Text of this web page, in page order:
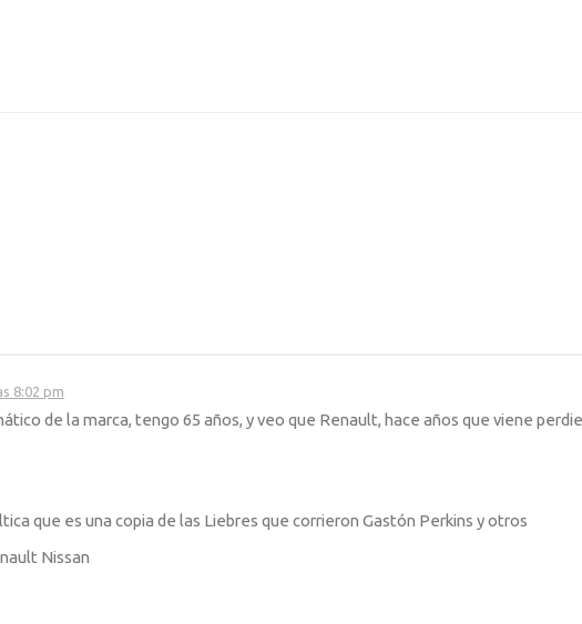
8:02 pm
de la marca, tengo 65 años, y veo que Renault, hace años que viene
que es una copia de las Liebres que corrieron Gastón Perkins y otros
Nissan